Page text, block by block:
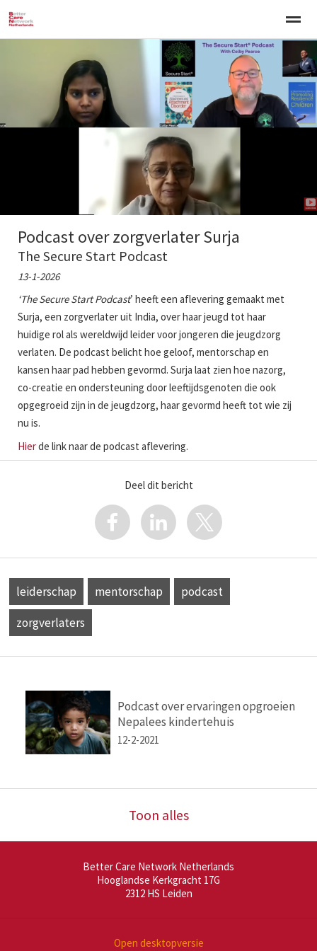
Over BCNN Werken met kinderen Gezinsgerichte
Nieuws Agenda E-mail
Podcast over zorgverlater Surja
The Secure Start Podcast
13-1-2026
‘The Secure Start Podcast’ heeft een aflevering gemaakt met
Surja, een zorgverlater uit India, over haar jeugd tot haar
huidige rol als wereldwijd leider voor jongeren die jeugdzorg
verlaten. De podcast belicht hoe geloof, mentorschap en
kansen haar pad hebben gevormd. Surja laat zien hoe nazorg,
co-creatie en ondersteuning door leeftijdsgenoten die ook
opgegroeid zijn in de jeugdzorg, haar gevormd heeft tot wie zij
nu is.
Hierde link naar de podcast aflevering.
Deel dit bericht
leiderschap mentorschap
podcast
zorgverlaters
Podcast over ervaringen opgroeien
Nepalees kindertehuis
12-2-2021
Toon alles
Better Care Network Netherlands
Hooglandse Kerkgracht 17G
2312 HS Leiden
Open desktopversie